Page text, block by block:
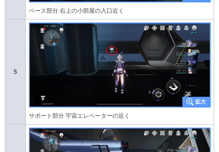
ベース部分 右上の小部屋の入口近く
5
サポート部分 宇宙エレベーターの近く